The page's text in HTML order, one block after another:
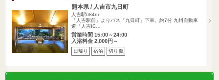
熊本県 / 人吉市九日町
人吉駅684m
「人吉駅前」よりバス「九日町」下車。約7分 九州自動車
道「人吉IC…
営業時間 15:00～24:00
入浴料金 2,000円～
日帰り 宿泊 切り傷